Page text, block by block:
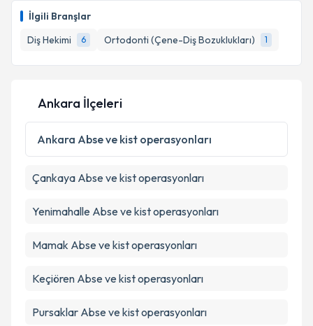
İlgili Branşlar
Diş Hekimi
6 Ortodonti (Çene-Diş Bozuklukları) 1
hazırlandığında e-posta ile bilgilendireceğiz.
E-posta Adresiniz
Kişisel verilerimin işlenmesine ilişkinAydınlatma
Metni
'ni okudum ve kişisel verilerimin belirtilen
kapsamda işlenmesini kabul ediyorum.
Ankara İlçeleri
Ankara Abse ve kist operasyonları
Çankaya Abse ve kist operasyonları
Yenimahalle Abse ve kist operasyonları
Mamak Abse ve kist operasyonları
Keçiören Abse ve kist operasyonları
Pursaklar Abse ve kist operasyonları